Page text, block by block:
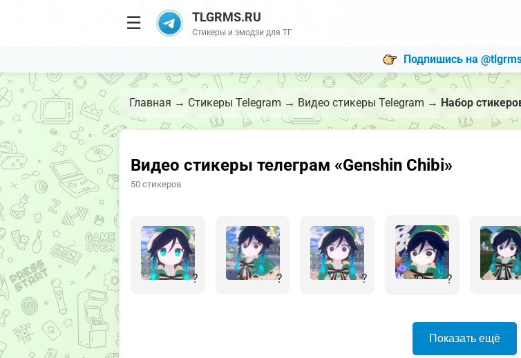
☰ TLGRMS.RU
Стикеры и эмодзи для ТГ
Подпишись на
Главная → Стикеры Telegram → Видео стикеры Telegram → Набор
Видео стикеры телеграм «Genshin Chibi»
50 стикеров
? ? ? ?
Показать ещё